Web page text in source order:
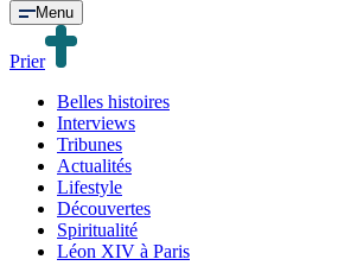
Menu
Prier
Belles histoires
Interviews
Tribunes
Actualités
Lifestyle
Découvertes
Spiritualité
Léon XIV à Paris